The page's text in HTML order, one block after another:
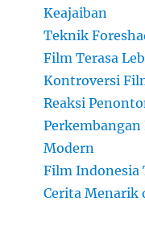
Keajaiban
Teknik
Film Terasa
Kontroversi
Reaksi
Modern
Film Indonesia
Cerita Menarik